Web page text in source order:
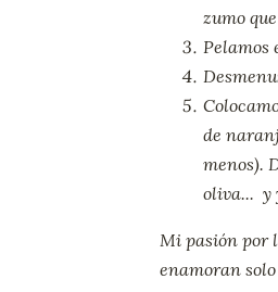
zumo
Pelamos
de
menos).
oliva... y
Mi pasión por
enamoran